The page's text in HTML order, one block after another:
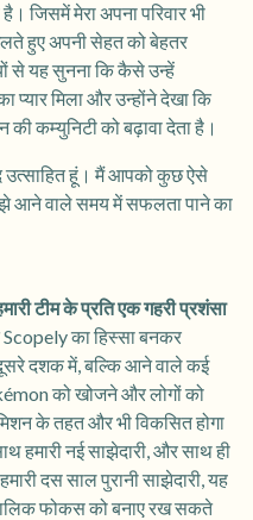
जिसमें मेरा अपना परिवार भी
हुए अपनी सेहत को बेहतर
से यह सुनना कि कैसे उन्हें
मिला और उन्होंने देखा कि
कम्युनिटी को बढ़ावा देता है।
उत्साहित हूं। मैं आपको कुछ ऐसे
आने वाले समय में सफलता पाने का
टीम के प्रति एक गहरी प्रशंसा
Scopely का हिस्सा बनकर
दशक में, बल्कि आने वाले कई
को खोजने और लोगों को
के तहत और भी विकसित होगा
नई साझेदारी, और साथ ही
दस साल पुरानी साझेदारी, यह
फोकस को बनाए रख सकते